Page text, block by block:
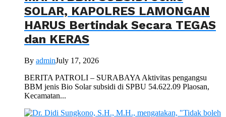
SOLAR, KAPOLRES LAMONGAN
HARUS Bertindak Secara TEGAS
dan KERAS
By adminJuly 17, 2026
BERITA PATROLI – SURABAYA Aktivitas pengangsu
BBM jenis Bio Solar subsidi di SPBU 54.622.09 Plaosan,
Kecamatan...